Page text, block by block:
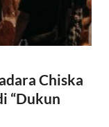
Chiska
“Dukun